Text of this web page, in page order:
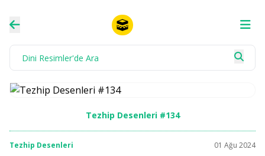
Tezhip Desenleri #134
Tezhip Desenleri 01 Ağu 2024